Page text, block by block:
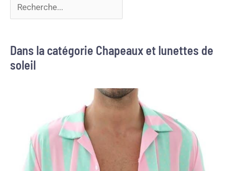
Dans la catégorie Chapeaux et lunettes de
soleil